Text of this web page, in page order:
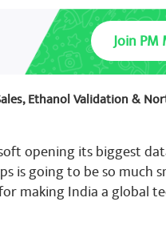
Athletes at the Asian
Prime minister never
Join
Ethanol Validation &
opening its biggest
is going to be so
making India a global